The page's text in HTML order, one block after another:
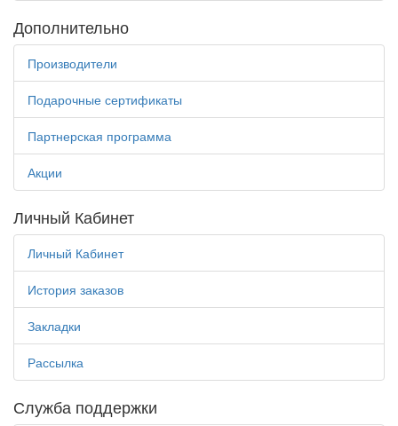
Дополнительно
Производители
Подарочные сертификаты
Партнерская программа
Акции
Личный Кабинет
Личный Кабинет
История заказов
Закладки
Рассылка
Служба поддержки